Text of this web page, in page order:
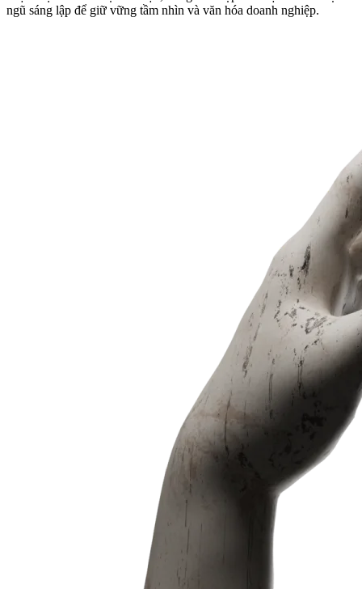
ngũ sáng lập để giữ vững tầm nhìn và văn hóa doanh nghiệp.